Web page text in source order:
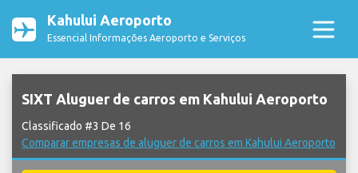
Kahului Aeroporto
Essencial Informações Aeroporto e Serviços
SIXT Aluguer de carros em Kahului Aeroporto
Classificado #3 De 16
Comparar empresas de aluguer de carros em Kahului Aeroporto